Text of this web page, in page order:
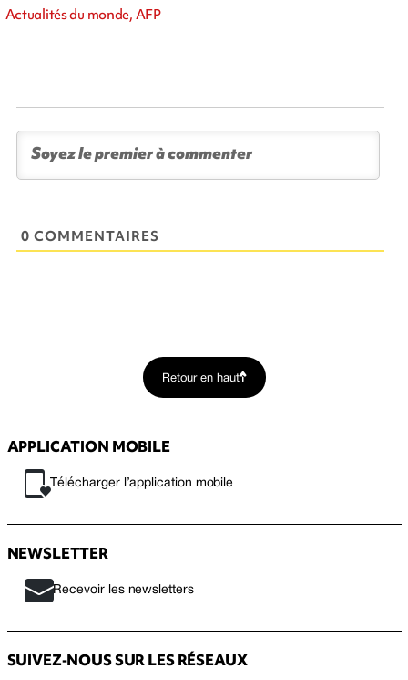
Actualités du monde, AFP
0 COMMENTAIRES
Retour en haut
APPLICATION MOBILE
Télécharger l’application mobile
NEWSLETTER
Recevoir les newsletters
SUIVEZ-NOUS SUR LES RÉSEAUX